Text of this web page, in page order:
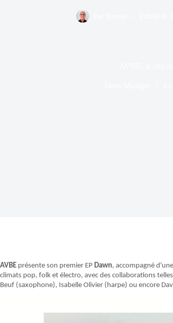
AVBE présente son premier EP Dawn, accompagné
climats pop, folk et électro, avec des collaborations
Beuf (saxophone), Isabelle Olivier (harpe) ou encore